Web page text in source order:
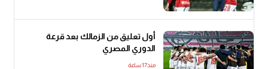
أول تعليق من الزمالك بعد قرعة
الدوري المصري
منذ17 ساعة